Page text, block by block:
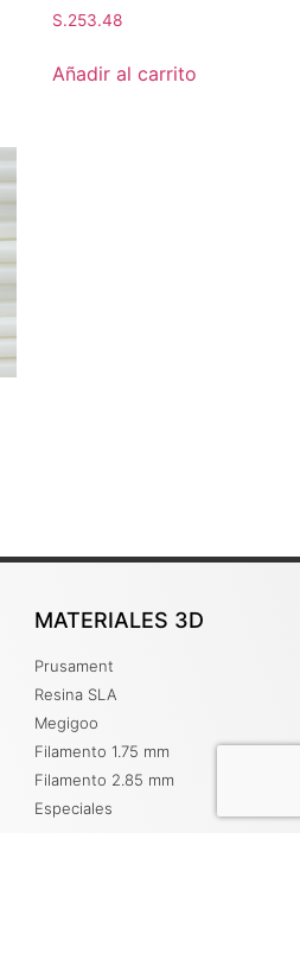
S.253.48
Añadir al carrito
MATERIALES 3D
Prusament
Resina SLA
Megigoo
Filamento 1.75 mm
Filamento 2.85 mm
Especiales